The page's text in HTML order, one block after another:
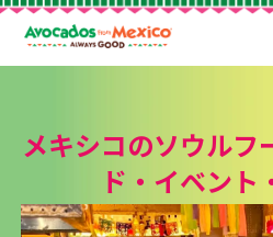
メキシコのソウルフ
ド・イベント